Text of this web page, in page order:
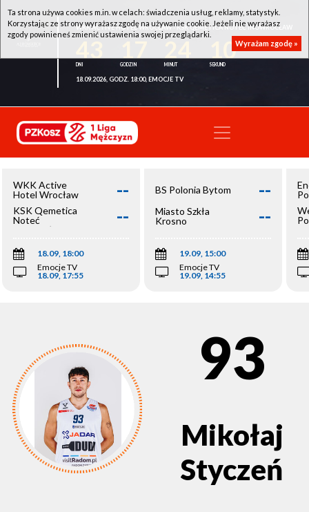
WKK ACTIVE HOTEL WROCŁAW - KSK QEMETICA NOTEĆ INOWROCŁAW
10
18.09.2026, GODZ. 18:00, EMOCJE TV
WKK Active
Hotel Wrocław
--
KSK Qemetica
Noteć
Inowrocław
--
18.09, 18:00
Emocje TV
18.09, 17:55
BS Polonia Bytom --
Miasto Szkła
Krosno
--
19.09, 15:00
Emocje TV
19.09, 14:55
93
Mikołaj
Styczeń
Ta strona używa cookies m.in. w celach: świadczenia usług, reklamy, statystyk.
Korzystając ze strony wyrażasz zgodę na używanie cookie. Jeżeli nie wyrażasz
zgody powinieneś zmienić ustawienia swojej przeglądarki.
Wyrażam zgodę »